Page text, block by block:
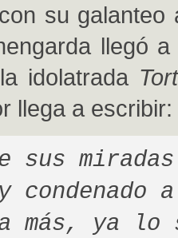
su galanteo
llegó a
idolatrada
llega a escribir:
sus
más, ya lo